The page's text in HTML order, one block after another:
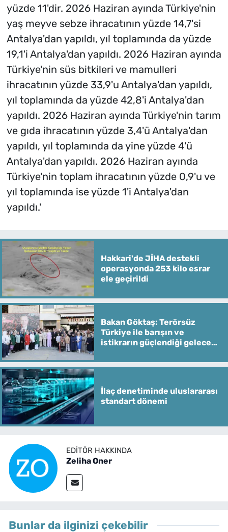
yüzde 11'dir. 2026 Haziran ayında Türkiye'nin
yaş meyve sebze ihracatının yüzde 14,7'si
Antalya'dan yapıldı, yıl toplamında da yüzde
19,1'i Antalya'dan yapıldı. 2026 Haziran ayında
Türkiye'nin süs bitkileri ve mamulleri
ihracatının yüzde 33,9'u Antalya'dan yapıldı,
yıl toplamında da yüzde 42,8'i Antalya'dan
yapıldı. 2026 Haziran ayında Türkiye'nin tarım
ve gıda ihracatının yüzde 3,4'ü Antalya'dan
yapıldı, yıl toplamında da yine yüzde 4'ü
Antalya'dan yapıldı. 2026 Haziran ayında
Türkiye'nin toplam ihracatının yüzde 0,9'u ve
yıl toplamında ise yüzde 1'i Antalya'dan
yapıldı.'
Hakkari'de JİHA destekli
operasyonda 253 kilo esrar
ele geçirildi
Bakan Göktaş: Terörsüz
Türkiye ile barışın ve
istikrarın güçlendiği gelecek
İlaç denetiminde uluslararası
standart dönemi
EDITÖR HAKKINDA
Zeliha Oner
Bunlar da ilginizi çekebilir